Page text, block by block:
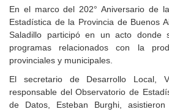
En el marco del 202° Aniversario de
Estadística de la Provincia de Buenos
Saladillo participó en un acto donde
programas relacionados con la
provinciales y municipales.
El secretario de Desarrollo Local,
responsable del Observatorio de
de Datos, Esteban Burghi,